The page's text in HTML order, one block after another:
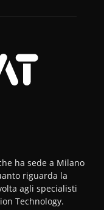
ha sede a Milano
riguarda la
agli specialisti
Technology.